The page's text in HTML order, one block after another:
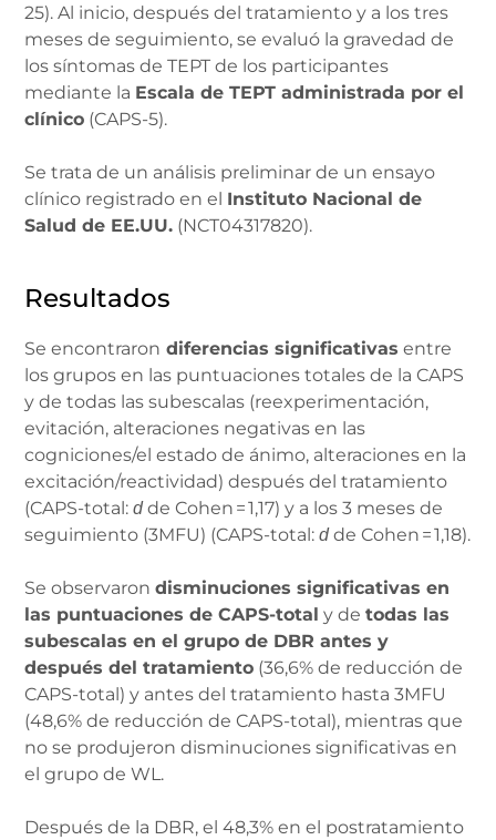
25). Al inicio, después del tratamiento y a los tres
meses de seguimiento, se evaluó la gravedad de
los síntomas de TEPT de los participantes
mediante la Escala de TEPT administrada por el
clínico (CAPS-5).
Se trata de un análisis preliminar de un ensayo
clínico registrado en el Instituto Nacional de
Salud de EE.UU. (NCT04317820).
Resultados
Se encontraron diferencias significativas entre
los grupos en las puntuaciones totales de la CAPS
y de todas las subescalas (reexperimentación,
evitación, alteraciones negativas en las
cogniciones/el estado de ánimo, alteraciones en la
excitación/reactividad) después del tratamiento
(CAPS-total:dde Cohen = 1,17) y a los 3 meses de
seguimiento (3MFU) (CAPS-total:dde Cohen = 1,18).
Se observarondisminuciones significativas en
las puntuaciones de CAPS-total y detodas las
subescalas en el grupo de DBR antes y
después del tratamiento (36,6% de reducción de
CAPS-total) y antes del tratamiento hasta 3MFU
(48,6% de reducción de CAPS-total), mientras que
no se produjeron disminuciones significativas en
el grupo de WL.
Después de la DBR, el 48,3% en el postratamiento